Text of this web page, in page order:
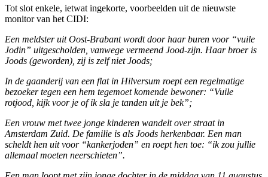
Tot slot enkele, ietwat ingekorte, voorbeelden uit de nieuwste
monitor van het CIDI:
Een meldster uit Oost-Brabant wordt door haar buren voor “vuile
Jodin” uitgescholden, vanwege vermeend Jood-zijn. Haar broer is
Joods (geworden), zij is zelf niet Joods;
In de gaanderij van een flat in Hilversum roept een regelmatige
bezoeker tegen een hem tegemoet komende bewoner: “Vuile
rotjood, kijk voor je of ik sla je tanden uit je bek”;
Een vrouw met twee jonge kinderen wandelt over straat in
Amsterdam Zuid. De familie is als Joods herkenbaar. Een man
scheldt hen uit voor “kankerjoden” en roept hen toe: “ik zou jullie
allemaal moeten neerschieten”.